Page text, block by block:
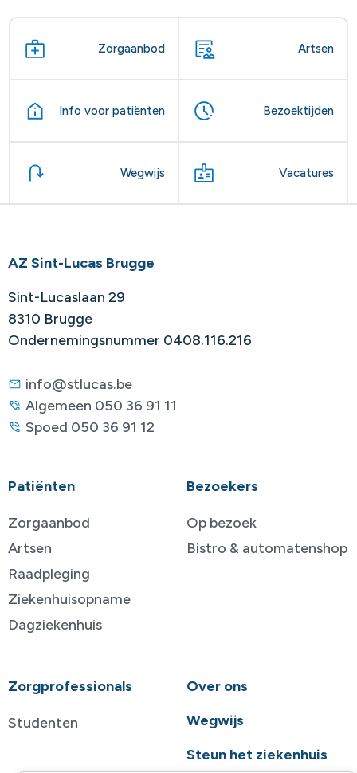
Zorgaanbod Artsen
Info voor patiënten Bezoektijden
Wegwijs Vacatures
AZ Sint-Lucas Brugge
Sint-Lucaslaan 29
8310 Brugge
Ondernemingsnummer 0408.116.216
info@stlucas.be
Algemeen 050 36 91 11
Spoed 050 36 91 12
Patiënten
Zorgaanbod
Artsen
Raadpleging
Ziekenhuisopname
Dagziekenhuis
Bezoekers
Op bezoek
Bistro & automatenshop
Zorgprofessionals
Studenten
Over ons
Wegwijs
Steun het ziekenhuis